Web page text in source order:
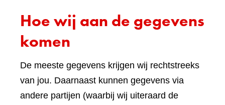
Hoe wij aan de gegevens
komen
De meeste gegevens krijgen wij rechtstreeks
van jou. Daarnaast kunnen gegevens via
andere partijen (waarbij wij uiteraard de